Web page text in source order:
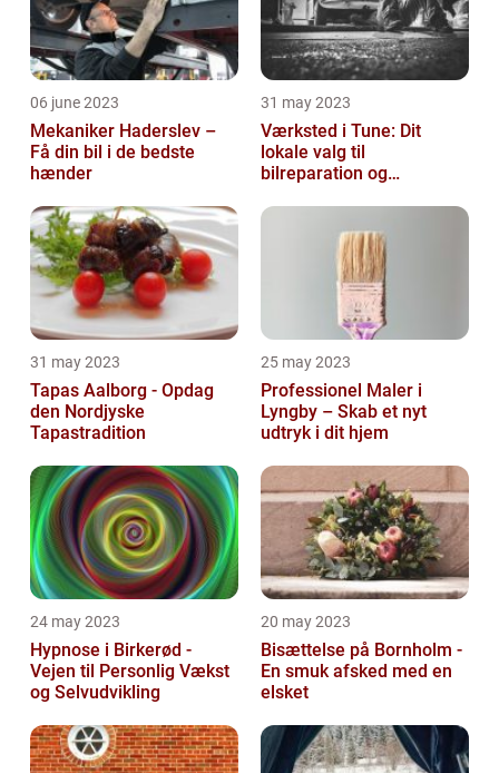
06 june 2023
Mekaniker Haderslev –
Få din bil i de bedste
hænder
31 may 2023
Værksted i Tune: Dit
lokale valg til
bilreparation og
31 may 2023
Tapas Aalborg - Opdag
den Nordjyske
Tapastradition
25 may 2023
Professionel Maler i
Lyngby – Skab et nyt
udtryk i dit hjem
24 may 2023
Hypnose i Birkerød -
Vejen til Personlig Vækst
og Selvudvikling
20 may 2023
Bisættelse på Bornholm -
En smuk afsked med en
elsket